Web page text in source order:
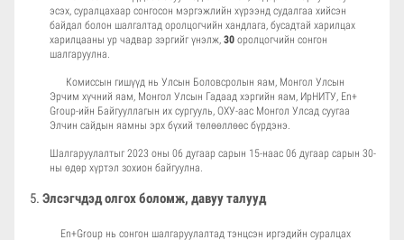
эсэх, суралцахаар сонгосон мэргэжлийн хүрээнд судалгаа хийсэн
байдал болон шалгалтад оролцогчийн хандлага, бусадтай харилцах
харилцааны ур чадвар зэргийг үнэлж, 30 оролцогчийн сонгон
шалгаруулна.
Комиссын гишүүд нь Улсын Боловсролын яам, Монгол Улсын
Эрчим хүчний яам, Монгол Улсын Гадаад хэргийн яам, ИрНИТУ, En+
Group-ийн Байгууллагын их сургууль, ОХУ-аас Монгол Улсад суугаа
Элчин сайдын яамны эрх бүхий төлөөллөөс бүрдэнэ.
Шалгаруулалтыг 2023 оны 06 дугаар сарын 15-наас 06 дугаар сарын 30-
ны өдөр хүртэл зохион байгуулна.
Элсэгчдэд олгох боломж, давуу талууд
En+Group нь сонгон шалгаруулалтад тэнцсэн иргэдийн суралцах